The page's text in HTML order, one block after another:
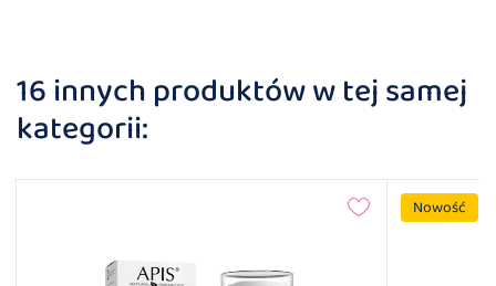
16 innych produktów w tej samej
kategorii:
Nowość